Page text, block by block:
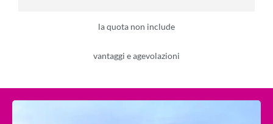
la quota non include
vantaggi e agevolazioni